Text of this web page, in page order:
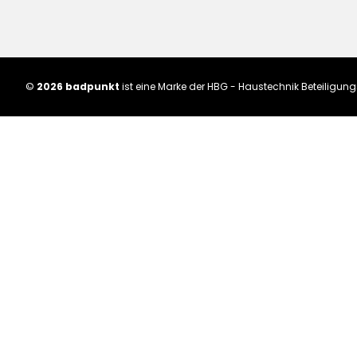
© 2026 badpunkt ist eine Marke der HBG - Haustechnik